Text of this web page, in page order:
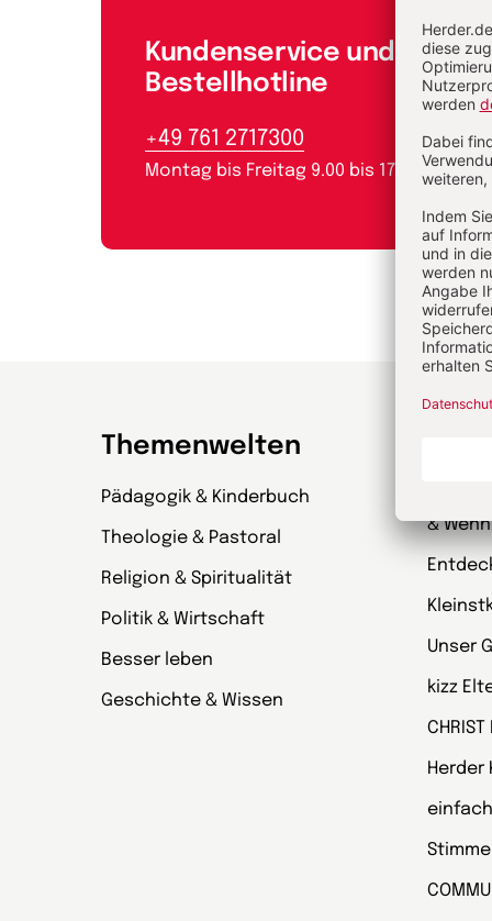
Kundenservice und
Bestellhotline
+49 761 2717300
Montag bis Freitag 9.00 bis 17.00 Uhr
Themenwelten
Pädagogik & Kinderbuch
Theologie & Pastoral
Religion & Spiritualität
Politik & Wirtschaft
Besser leben
Geschichte & Wissen
&
Unser
kizz
CHRIST
Herder